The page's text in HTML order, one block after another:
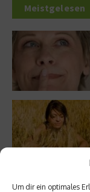
Um dir ein optimales
Meistgelesen